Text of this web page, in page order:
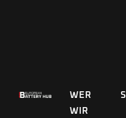
WER
WIR